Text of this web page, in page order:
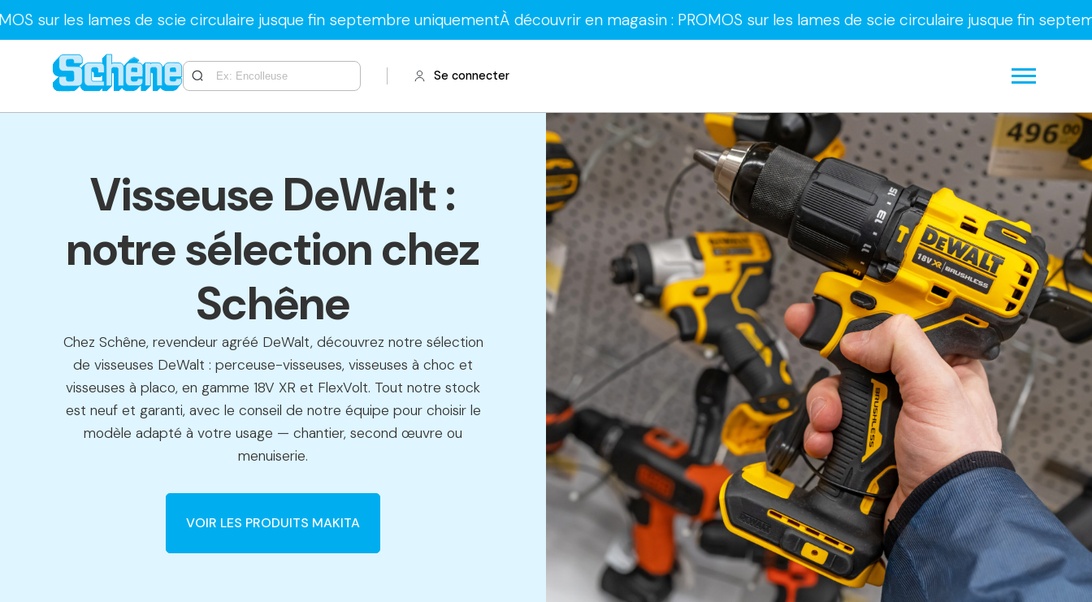
les lames de scie circulaire jusque fin septembre uniquementÀ découvrir en magasin : PROMOS sur les lames de scie circulaire jusque fin septembre
Se connecter
Visseuse DeWalt :
notre sélection chez
Schêne
Chez Schêne, revendeur agréé DeWalt, découvrez notre sélection
de visseuses DeWalt : perceuse-visseuses, visseuses à choc et
visseuses à placo, en gamme 18V XR et FlexVolt. Tout notre stock
est neuf et garanti, avec le conseil de notre équipe pour choisir le
modèle adapté à votre usage — chantier, second œuvre ou
menuiserie.
VOIR LES PRODUITS MAKITA